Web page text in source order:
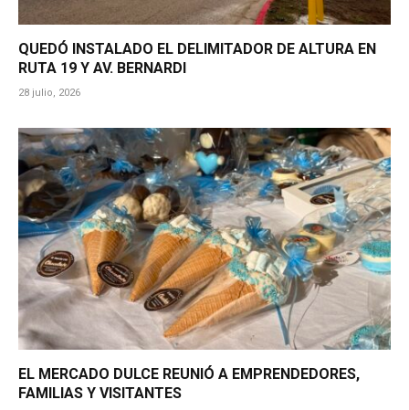
QUEDÓ INSTALADO EL DELIMITADOR DE ALTURA EN
RUTA 19 Y AV. BERNARDI
28 julio, 2026
EL MERCADO DULCE REUNIÓ A EMPRENDEDORES,
FAMILIAS Y VISITANTES